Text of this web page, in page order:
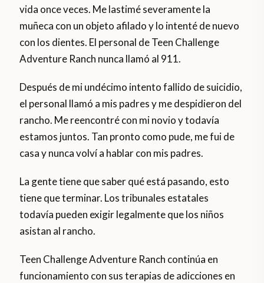
vida once veces. Me lastimé severamente la
muñeca con un objeto afilado y lo intenté de nuevo
con los dientes. El personal de Teen Challenge
Adventure Ranch nunca llamó al 911.
Después de mi undécimo intento fallido de suicidio,
el personal llamó a mis padres y me despidieron del
rancho. Me reencontré con mi novio y todavía
estamos juntos. Tan pronto como pude, me fui de
casa y nunca volví a hablar con mis padres.
La gente tiene que saber qué está pasando, esto
tiene que terminar. Los tribunales estatales
todavía pueden exigir legalmente que los niños
asistan al rancho.
Teen Challenge Adventure Ranch continúa en
funcionamiento con sus terapias de adicciones en